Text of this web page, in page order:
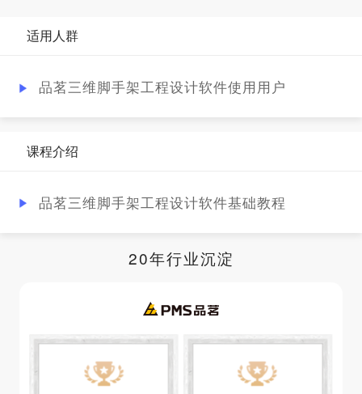
适用人群
品茗三维脚手架工程设计软件使用用户
课程介绍
品茗三维脚手架工程设计软件基础教程
20年行业沉淀